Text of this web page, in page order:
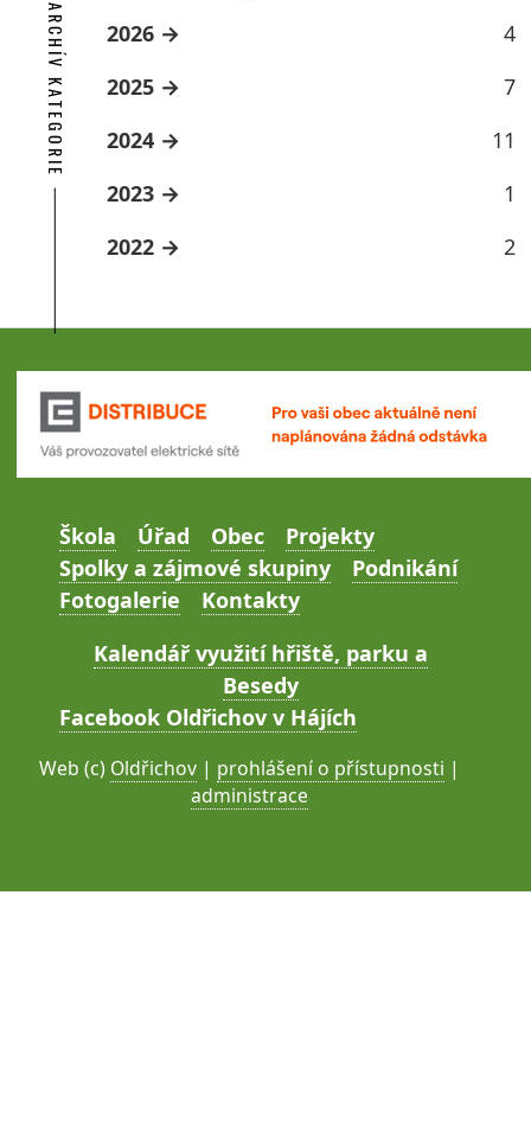
ARCHÍV KATEGORIE 2026
4
2025
7
2024
11
2023
1
2022
2
Škola Úřad Obec
Projekty
Spolky a zájmové skupiny
Podnikání
Fotogalerie
Kontakty
Kalendář využití hřiště, parku a
Besedy
Facebook Oldřichov v Hájích
Web (c) Oldřichov | prohlášení o přístupnosti |
administrace